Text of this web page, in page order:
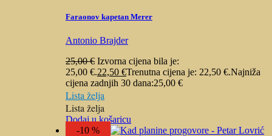
Faraonov kapetan Merer
Antonio Brajder
25,00€ Izvorna cijena bila je:
25,00 €.22,50 €Trenutna cijena je: 22,50 €.Najniža
cijena zadnjih 30 dana:25,00 €
Lista želja
Lista želja
Dodaj u košaricu
-10 %